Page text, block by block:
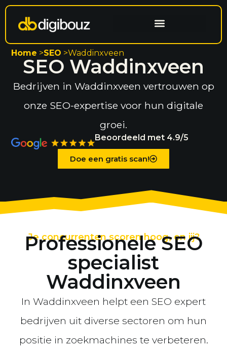
Home >SEO >Waddinxveen
SEO Waddinxveen
Bedrijven in Waddinxveen vertrouwen op
onze SEO-expertise voor hun digitale
groei.
Beoordeeld met 4.9/5
Doe een gratis scan!
Je concurrenten scoren hoog, en jij?
Professionele SEO
specialist
Waddinxveen
In Waddinxveen helpt een SEO expert
bedrijven uit diverse sectoren om hun
positie in zoekmachines te verbeteren.